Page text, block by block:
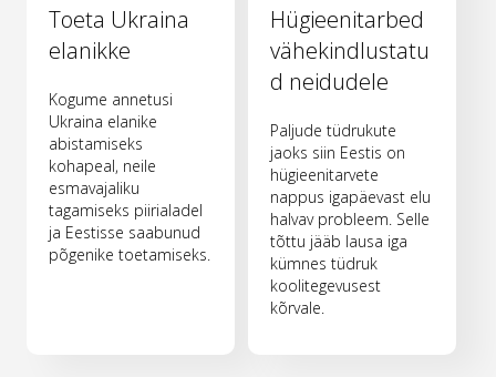
Toeta Ukraina
elanikke
Kogume annetusi
Ukraina elanike
abistamiseks
kohapeal, neile
esmavajaliku
tagamiseks piirialadel
ja Eestisse saabunud
põgenike toetamiseks.
Hügieenitarbed
vähekindlustatu
d neidudele
Paljude tüdrukute
jaoks siin Eestis on
hügieenitarvete
nappus igapäevast elu
halvav probleem. Selle
tõttu jääb lausa iga
kümnes tüdruk
koolitegevusest
kõrvale.